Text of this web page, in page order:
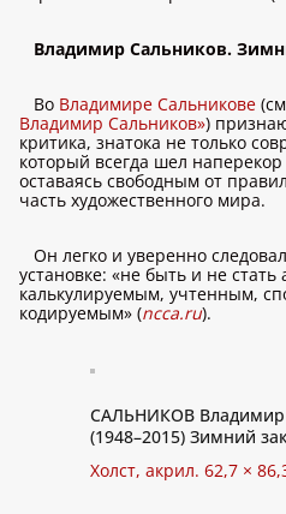
Владимир Сальников.
Во Владимире Сальникове
Владимир Сальников»)
критика, знатока не только
который всегда шел
оставаясь свободным от
часть художественного мира.
Он легко и уверенно
установке: «не быть и не
калькулируемым, учтенным,
кодируемым» (ncca.ru).
САЛЬНИКОВ Владимир
(1948–2015) Зимний
Холст, акрил. 62,7 ×